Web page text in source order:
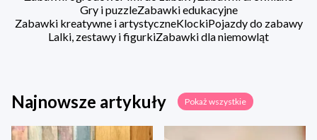
Gry i puzzleZabawki edukacyjne
Zabawki kreatywne i artystyczneKlockiPojazdy do zabawy
Lalki, zestawy i figurkiZabawki dla niemowląt
Najnowsze artykuły Pokaż wszystkie